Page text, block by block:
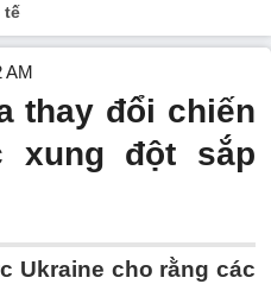
tế
AM
thay đổi chiến
xung đột sắp
Ukraine cho rằng các